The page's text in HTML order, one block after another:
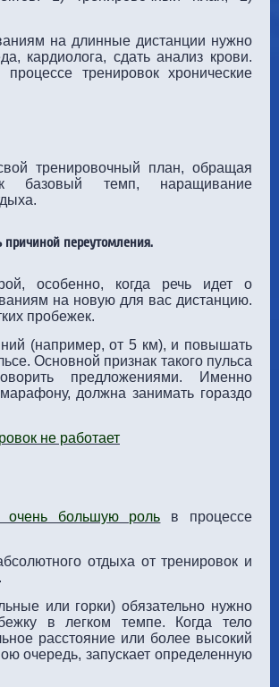
на длинные дистанции нужно
кардиолога, сдать анализ крови.
тренировок хронические
тренировочный план, обращая
базовый темп, наращивание
переутомления.
особенно, когда речь идет о
на новую для вас дистанцию.
пробежек.
(например, от 5 км), и повышать
Основной признак такого пульса
предложениями. Именно
должна занимать гораздо
не работает
очень большую роль в процессе
отдыха от тренировок и
или горки) обязательно нужно
в легком темпе. Когда тело
расстояние или более высокий
очередь, запускает определенную